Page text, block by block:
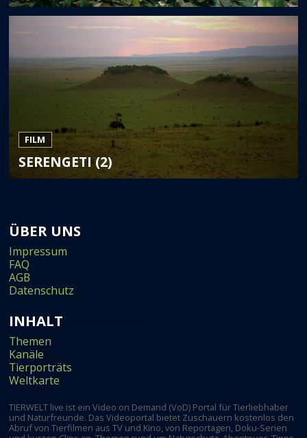
FILM
SERENGETI (2)
ÜBER UNS
Impressum
FAQ
AGB
Datenschutz
INHALT
Themen
Kanäle
Tierporträts
Weltkarte
TIERWELT live ist ein Video on Demand (VoD) Portal für Tierliebhaber
und Naturfreunde. Das Videoportal bietet Zuschauern kostenlos den
Abruf von Tierfilmen aus TV und Kino, von Reportagen, Doku-Serien